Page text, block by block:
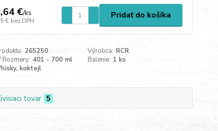
€/ks
€ bez DPH
Pridať do košíka
265250 Výrobca: RCR
Rozmery: 401 - 700 ml Balenie: 1 ks
koktejl
tovar 5